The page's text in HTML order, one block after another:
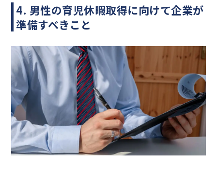
4. 男性の育児休暇取得に向けて企業が
準備すべきこと